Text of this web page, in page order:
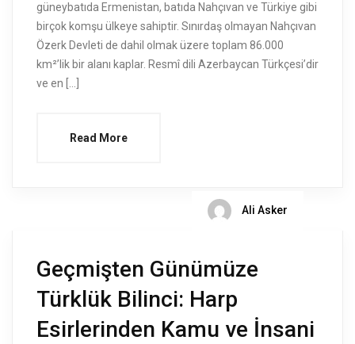
güneybatıda Ermenistan, batıda Nahçıvan ve Türkiye gibi
birçok komşu ülkeye sahiptir. Sınırdaş olmayan Nahçıvan
Özerk Devleti de dahil olmak üzere toplam 86.000
km²’lik bir alanı kaplar. Resmî dili Azerbaycan Türkçesi’dir
ve en […]
Read More
Ali Asker
Geçmişten Günümüze
Türklük Bilinci: Harp
Esirlerinden Kamu ve İnsani